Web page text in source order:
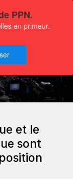
et le
sont
PPN.
en primeur.